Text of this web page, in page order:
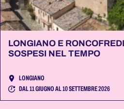
LONGIANO E
SOSPESI NEL TEMPO
LONGIANO
DAL 11 GIUGNO AL 10 SETTEMBRE 2026